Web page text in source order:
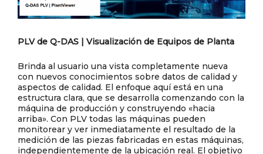
PLV de Q-DAS | Visualización de Equipos de Planta
Brinda al usuario una vista completamente nueva
con nuevos conocimientos sobre datos de calidad y
aspectos de calidad. El enfoque aquí está en una
estructura clara, que se desarrolla comenzando con la
máquina de producción y construyendo «hacia
arriba». Con PLV todas las máquinas pueden
monitorear y ver inmediatamente el resultado de la
medición de las piezas fabricadas en estas máquinas,
independientemente de la ubicación real. El objetivo